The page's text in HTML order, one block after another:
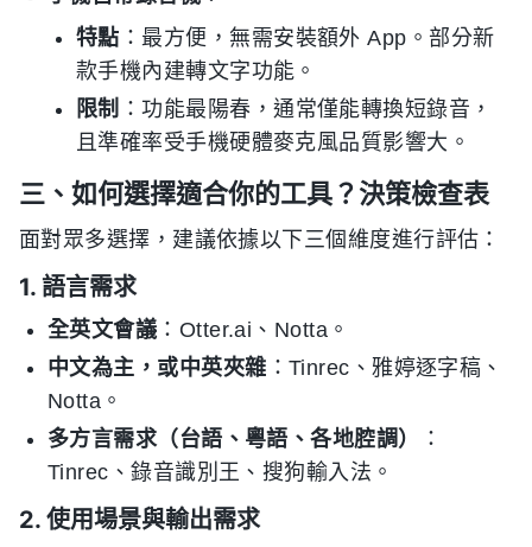
特點 ：最方便，無需安裝額外 App。部分新
款手機內建轉文字功能。
限制 ：功能最陽春，通常僅能轉換短錄音，
且準確率受手機硬體麥克風品質影響大。
三、如何選擇適合你的工具？決策檢查表
面對眾多選擇，建議依據以下三個維度進行評估：
1. 語言需求
全英文會議 ：Otter.ai、Notta。
中文為主，或中英夾雜 ：Tinrec、雅婷逐字稿、
Notta。
多方言需求（台語、粵語、各地腔調）
：
Tinrec、錄音識別王、搜狗輸入法。
2. 使用場景與輸出需求